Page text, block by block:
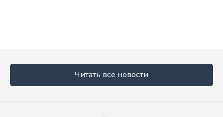
Читать все новости